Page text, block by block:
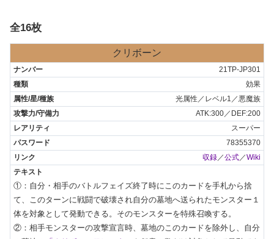
全16枚
クリボーン
21TP-JP301
効果
光属性／レベル1／悪魔族
ATK:300／DEF:200
スーパー
78355370
収録 ／公式 ／Wiki
①：自分・相手のバトルフェイズ終了時にこのカードを手札から捨
て、このターンに戦闘で破壊され自分の墓地へ送られたモンスター１
体を対象として発動できる。そのモンスターを特殊召喚する。
②：相手モンスターの攻撃宣言時、墓地のこのカードを除外し、自分